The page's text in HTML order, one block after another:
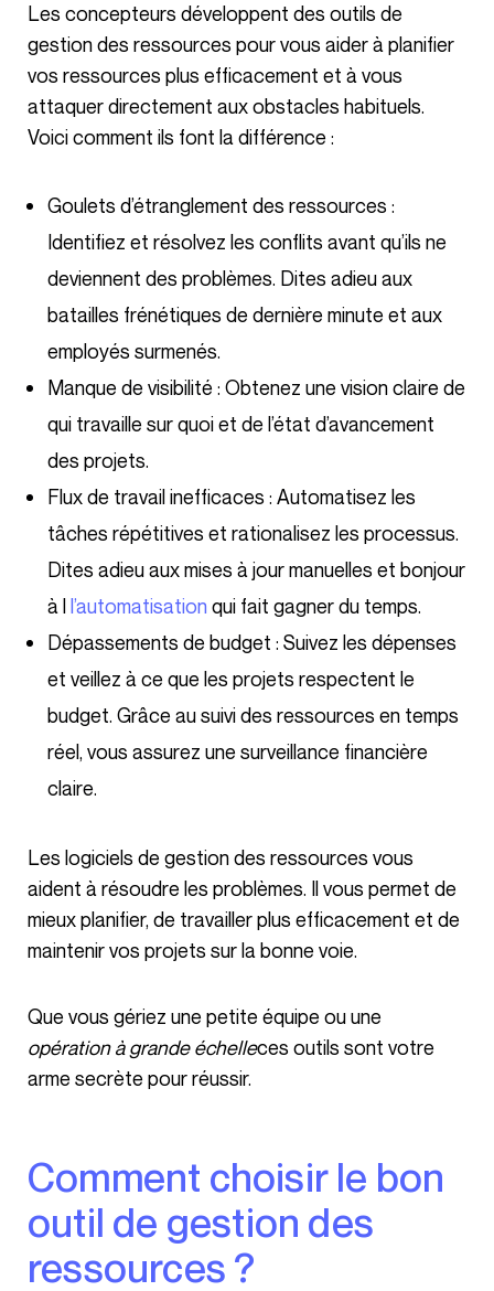
Les concepteurs développent des outils de
gestion des ressources pour vous aider à planifier
vos ressources plus efficacement et à vous
attaquer directement aux obstacles habituels.
Voici comment ils font la différence :
Goulets d’étranglement des ressources :
Identifiez et résolvez les conflits avant qu’ils ne
deviennent des problèmes. Dites adieu aux
batailles frénétiques de dernière minute et aux
employés surmenés.
Manque de visibilité : Obtenez une vision claire de
qui travaille sur quoi et de l’état d’avancement
des projets.
Flux de travail inefficaces : Automatisez les
tâches répétitives et rationalisez les processus.
Dites adieu aux mises à jour manuelles et bonjour
à ll’automatisation qui fait gagner du temps.
Dépassements de budget : Suivez les dépenses
et veillez à ce que les projets respectent le
budget. Grâce au suivi des ressources en temps
réel, vous assurez une surveillance financière
claire.
Les logiciels de gestion des ressources vous
aident à résoudre les problèmes. Il vous permet de
mieux planifier, de travailler plus efficacement et de
maintenir vos projets sur la bonne voie.
Que vous gériez une petite équipe ou une
opération à grande échelleces outils sont votre
arme secrète pour réussir.
Comment choisir le bon
outil de gestion des
ressources ?